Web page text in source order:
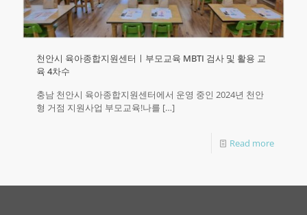
천안시 육아종합지원센터ㅣ부모교육 MBTI 검사 및 활용 교
육 4차수
충남 천안시 육아종합지원센터에서 운영 중인 2024년 천안
형 거점 지원사업 부모교육!나를 […]
Read more